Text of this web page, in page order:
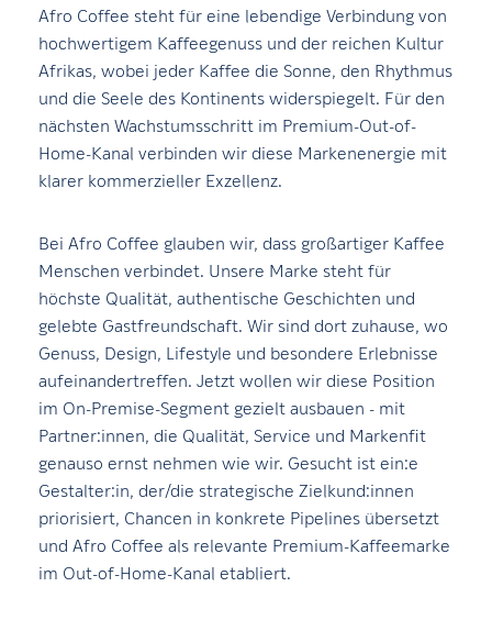
Afro Coffee steht für eine lebendige Verbindung von
hochwertigem Kaffeegenuss und der reichen Kultur
Afrikas, wobei jeder Kaffee die Sonne, den Rhythmus
und die Seele des Kontinents widerspiegelt. Für den
nächsten Wachstumsschritt im Premium-Out-of-
Home-Kanal verbinden wir diese Markenenergie mit
klarer kommerzieller Exzellenz.
Bei Afro Coffee glauben wir, dass großartiger Kaffee
Menschen verbindet. Unsere Marke steht für
höchste Qualität, authentische Geschichten und
gelebte Gastfreundschaft. Wir sind dort zuhause, wo
Genuss, Design, Lifestyle und besondere Erlebnisse
aufeinandertreffen. Jetzt wollen wir diese Position
im On-Premise-Segment gezielt ausbauen - mit
Partner:innen, die Qualität, Service und Markenfit
genauso ernst nehmen wie wir. Gesucht ist ein:e
Gestalter:in, der/die strategische Zielkund:innen
priorisiert, Chancen in konkrete Pipelines übersetzt
und Afro Coffee als relevante Premium-Kaffeemarke
im Out-of-Home-Kanal etabliert.